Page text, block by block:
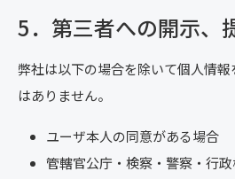
5．第三者への開示、
弊社は以下の場合を除いて個人情
はありません。
ユーザ本人の同意がある場合
管轄官公庁・検察・警察・行